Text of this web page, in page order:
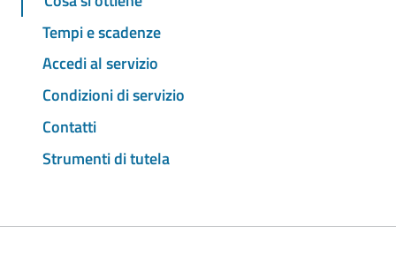
Tempi e scadenze
Accedi al servizio
Condizioni di servizio
Contatti
Strumenti di tutela